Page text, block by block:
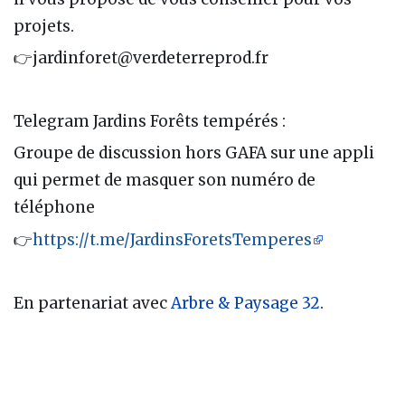
projets.
👉jardinforet@verdeterreprod.fr
Telegram Jardins Forêts tempérés :
Groupe de discussion hors GAFA sur une appli
qui permet de masquer son numéro de
téléphone
👉https://t.me/JardinsForetsTemperes
En partenariat avecArbre & Paysage 32.